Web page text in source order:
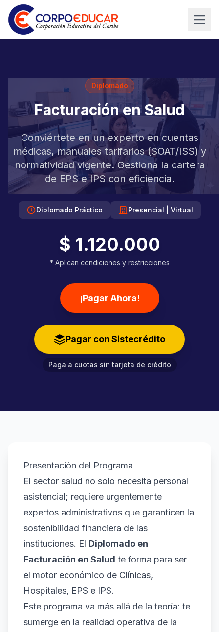
Diplomado
Facturación en Salud
Conviértete en un experto en cuentas
médicas, manuales tarifarios (SOAT/ISS) y
normatividad vigente. Gestiona la cartera
de EPS e IPS con eficiencia.
Diplomado Práctico Presencial | Virtual
$ 1.120.000
* Aplican condiciones y restricciones
¡Pagar Ahora!
Pagar con Sistecrédito
Paga a cuotas sin tarjeta de crédito
Presentación del Programa
El sector salud no solo necesita personal
asistencial; requiere urgentemente
expertos administrativos que garanticen la
sostenibilidad financiera de las
instituciones. El Diplomado en
Facturación en Salud te forma para ser
el motor económico de Clínicas,
Hospitales, EPS e IPS.
Este programa va más allá de la teoría: te
sumerge en la realidad operativa de la